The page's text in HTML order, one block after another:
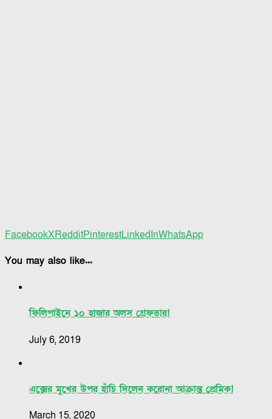
FacebookXRedditPinterestLinkedInWhatsApp
You may also like...
ফিলিপাইনে ১০ হাজার অলস গ্রেফতার!
July 6, 2019
এক্সের মুখের উপর হাঁচি দিলেন করোনা আক্রান্ত প্রেমিক!
March 15, 2020